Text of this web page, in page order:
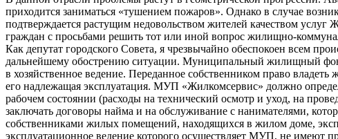
приходится заниматься «тушением пожаров». Однако в случае
подтверждается растущим недовольством жителей качеством
граждан с просьбами решить тот или иной вопрос жилищно-
Как депутат городского Совета, я чрезвычайно обеспокоен всем
дальнейшему обострению ситуации. Муниципальный жилищный
в хозяйственное ведение. Переданное собственником право
его надлежащая эксплуатация. МУП «Жилкомсервис» должно
рабочем состоянии (расходы на технический осмотр и уход, на
заключать договоры найма и на обслуживание с нанимателями,
собственниками жилых помещений, находящихся в жилом доме,
эксплуатационное ведение которого осуществляет МУП, не имеют